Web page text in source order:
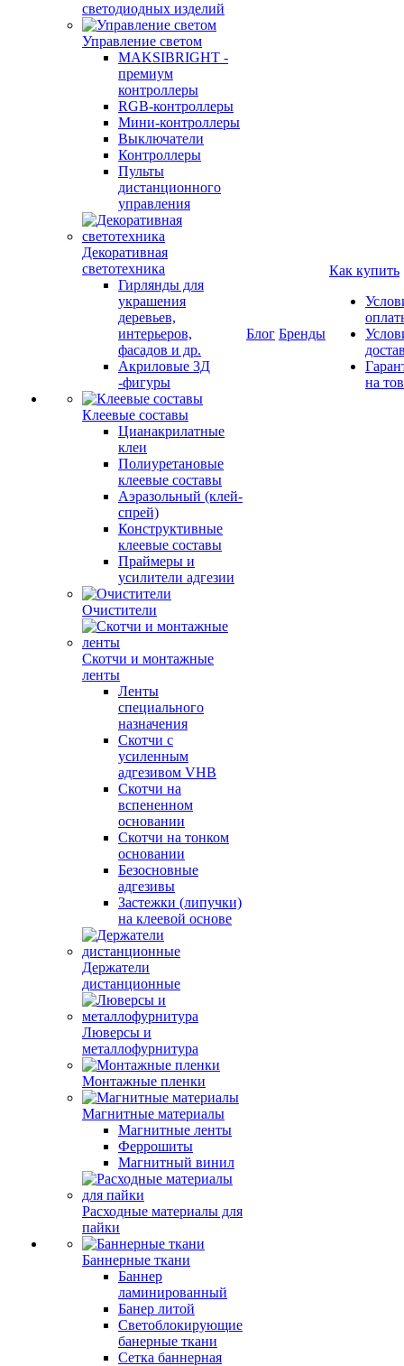
светодиодных изделий
Управление светом
MAKSIBRIGHT -
премиум
контроллеры
RGB-контроллеры
Мини-контроллеры
Выключатели
Контроллеры
Пульты
дистанционного
управления
Декоративная
светотехника
Гирлянды для
украшения
деревьев,
интерьеров,
фасадов и др.
Акриловые 3Д
-фигуры
Клеевые составы
Цианакрилатные
клеи
Полиуретановые
клеевые составы
Аэразольный (клей-
спрей)
Конструктивные
клеевые составы
Праймеры и
усилители адгезии
Очистители
Скотчи и монтажные
ленты
Ленты
специального
назначения
Скотчи с
усиленным
адгезивом VHB
Скотчи на
вспененном
основании
Скотчи на тонком
основании
Безосновные
адгезивы
Застежки (липучки)
на клеевой основе
Держатели
дистанционные
Люверсы и
металлофурнитура
Монтажные пленки
Магнитные материалы
Магнитные ленты
Феррошиты
Магнитный винил
Расходные материалы для
пайки
Баннерные ткани
Баннер
ламинированный
Банер литой
Светоблокирующие
банерные ткани
Сетка баннерная
Блог Бренды
Как купить
на